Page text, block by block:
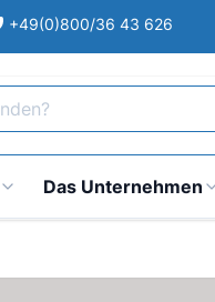
+49(0)800/36 43 626
Das Unternehmen